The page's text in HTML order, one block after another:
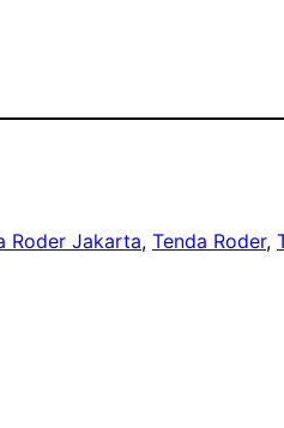
Roder Jakarta, Tenda Roder,